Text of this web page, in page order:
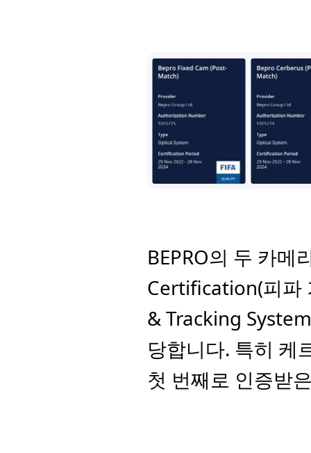
BEPRO의 두 카메
Certification(피파
& Tracking
당합니다. 특히 케
첫 번째로 인증받